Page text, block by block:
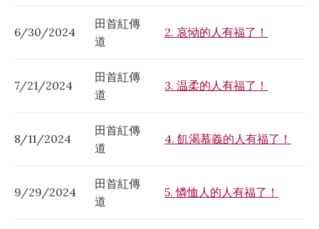
6/30/2024
田首紅傳
道
2. 哀恸的人有福了！
7/21/2024
田首紅傳
道
3. 温柔的人有福了！
8/11/2024
田首紅傳
道
4. 飢渴慕義的人有福了！
9/29/2024
田首紅傳
道
5. 憐恤人的人有福了！